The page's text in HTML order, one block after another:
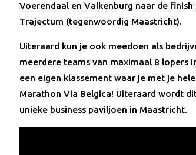
Voerendaal en Valkenburg naar de
Trajectum (tegenwoordig Maastricht).
Uiteraard kun je ook meedoen als
meerdere teams van maximaal 8 lopers
een eigen klassement waar je met je
Marathon Via Belgica! Uiteraard wordt
unieke business paviljoen in Maastricht.